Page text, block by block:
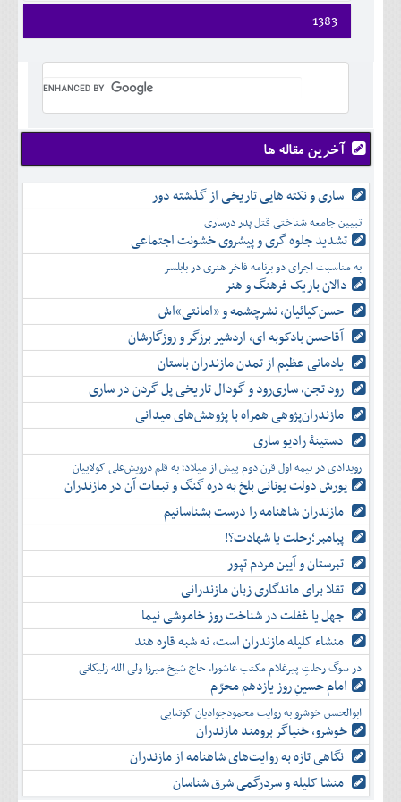
1383
فروردين
تير
مرداد
شهريور
مهر
آبان
آذر
دی
بهمن
اسفند
آخرین مقاله ها
ساری و نکته هایی تاریخی از گذشته دور
تبیین جامعه شناختی قتل پدر درساری
تشدید جلوه‌ گری و پیشروی خشونت اجتماعی
به مناسبت اجرای دو برنامه فاخر هنری در بابلسر
دالان باریک فرهنگ و هنر
حسن‌کیائیان، نشرچشمه و «امانتی»اش
آقاحسن بادکوبه ای، اردشیر برزگر و روزگارشان
یادمانی عظیم از تمدن مازندران باستان
رود تجن، ساری‌رود و گودال تاریخی پل گردن در ساری
مازندران‌پژوهی همراه با پژوهش‌های میدانی
دستینۀ رادیو ساری
رویدادی در نیمه اول قرن دوم پیش از میلاد؛ به قلم درویش‌علی کولاییان
یورش دولت یونانی بلخ به دره گنگ و تبعات آن در مازندران
مازندران شاهنامه را درست بشناسانیم
پیامبر؛رحلت یا شهادت؟!
تبرستان و آیین مردم تپور
تقلا برای ماندگاری زبان مازندرانی
جهل یا غفلت در شناخت روز خاموشی نیما
منشاء کلیله مازندران است، نه شبه قاره هند
در سوگ رحلتِ پیرغلام مکتب عاشورا، حاج شیخ میرزا ولی الله زلیکانی
امام حسینِ روز یازدهم محرّم
ابوالحسن خوشرو به روایت محمودجوادیان کوتنایی
خوشرو، خنياگر برومند مازندران
نگاهی تازه به روایت‌های شاهنامه از مازندران
منشا کلیله و سردرگمی شرق شناسان